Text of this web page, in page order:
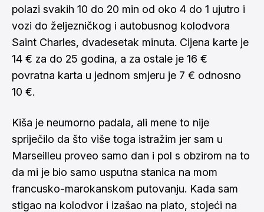
polazi svakih 10 do 20 min od oko 4 do 1 ujutro i
vozi do željezničkog i autobusnog kolodvora
Saint Charles, dvadesetak minuta. Cijena karte je
14 € za do 25 godina, a za ostale je 16 €
povratna karta u jednom smjeru je 7 € odnosno
10 €.
Kiša je neumorno padala, ali mene to nije
spriječilo da što više toga istražim jer sam u
Marseilleu proveo samo dan i pol s obzirom na to
da mi je bio samo usputna stanica na mom
francusko-marokanskom putovanju. Kada sam
stigao na kolodvor i izašao na plato, stojeći na